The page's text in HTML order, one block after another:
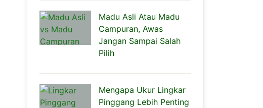
Madu Asli Atau Madu
Campuran, Awas
Jangan Sampai Salah
Pilih
Mengapa Ukur Lingkar
Pinggang Lebih Penting